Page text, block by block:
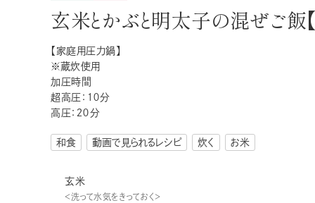
玄米とかぶと明太子の混ぜご飯
【家庭用圧力鍋】
※蔵炊使用
加圧時間
超高圧：１０分
高圧：２０分
和食 動画で見られるレシピ 炊く お米
玄米
＜洗って水気をきっておく＞